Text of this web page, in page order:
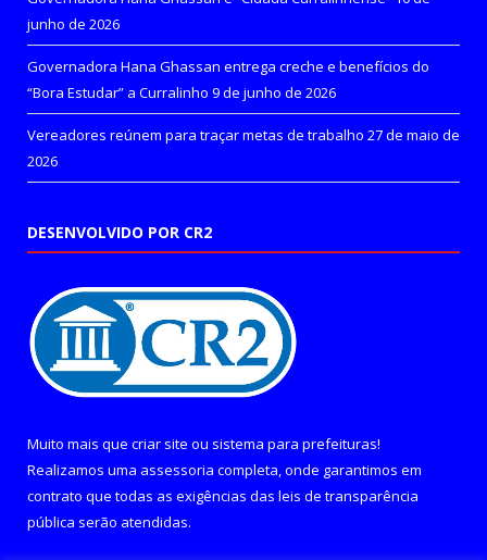
junho de 2026
Governadora Hana Ghassan entrega creche e benefícios do
“Bora Estudar” a Curralinho 9 de junho de 2026
Vereadores reúnem para traçar metas de trabalho 27 de maio de
2026
DESENVOLVIDO POR CR2
Muito mais que criar site ou sistema para prefeituras!
Realizamos uma assessoria completa, onde garantimos em
contrato que todas as exigências das leis de transparência
pública serão atendidas.